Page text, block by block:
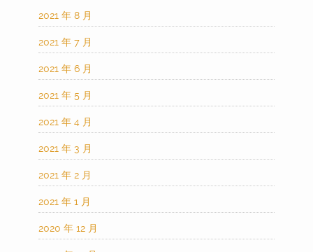
2021 年 8 月
2021 年 7 月
2021 年 6 月
2021 年 5 月
2021 年 4 月
2021 年 3 月
2021 年 2 月
2021 年 1 月
2020 年 12 月